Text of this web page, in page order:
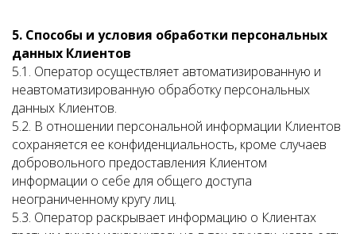
5. Способы и условия обработки персональных
данных Клиентов
5.1. Оператор осуществляет автоматизированную и
неавтоматизированную обработку персональных
данных Клиентов.
5.2. В отношении персональной информации Клиентов
сохраняется ее конфиденциальность, кроме случаев
добровольного предоставления Клиентом
информации о себе для общего доступа
неограниченному кругу лиц.
5.3. Оператор раскрывает информацию о Клиентах